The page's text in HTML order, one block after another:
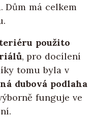
. Dům má celkem
použito
, pro docílení
tomu byla v
dubová podlaha
funguje ve